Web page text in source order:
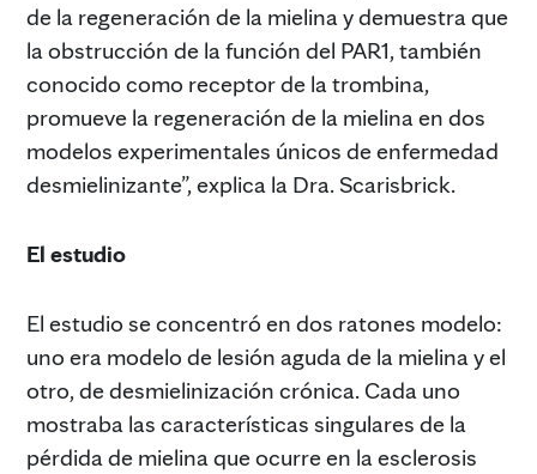
de la regeneración de la mielina y demuestra que
la obstrucción de la función del PAR1, también
conocido como receptor de la trombina,
promueve la regeneración de la mielina en dos
modelos experimentales únicos de enfermedad
desmielinizante”, explica la Dra. Scarisbrick.
El estudio
El estudio se concentró en dos ratones modelo:
uno era modelo de lesión aguda de la mielina y el
otro, de desmielinización crónica. Cada uno
mostraba las características singulares de la
pérdida de mielina que ocurre en la esclerosis